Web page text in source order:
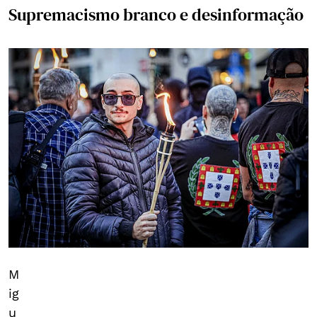
Supremacismo branco e desinformação
M
ig
u